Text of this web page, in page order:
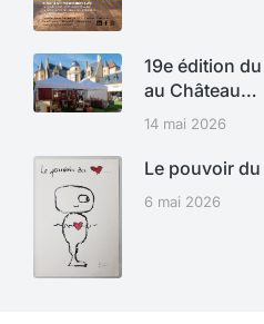
19e édition
au Château…
14 mai 2026
Le pouvoir
6 mai 2026